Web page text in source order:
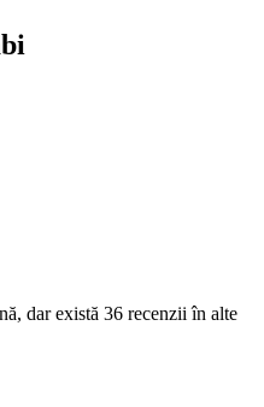
dar există 36 recenzii în alte